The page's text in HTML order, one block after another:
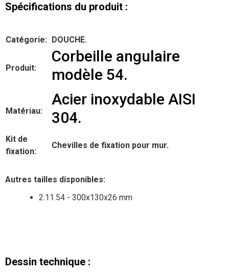
Spécifications du produit :
Catégorie: DOUCHE.
Produit:
Corbeille angulaire
modèle 54.
Matériau:
Acier inoxydable AISI
304.
Kit de
fixation:
Chevilles de fixation pour mur.
Autres tailles disponibles:
2.11.54 - 300x130x26 mm
Dessin technique :